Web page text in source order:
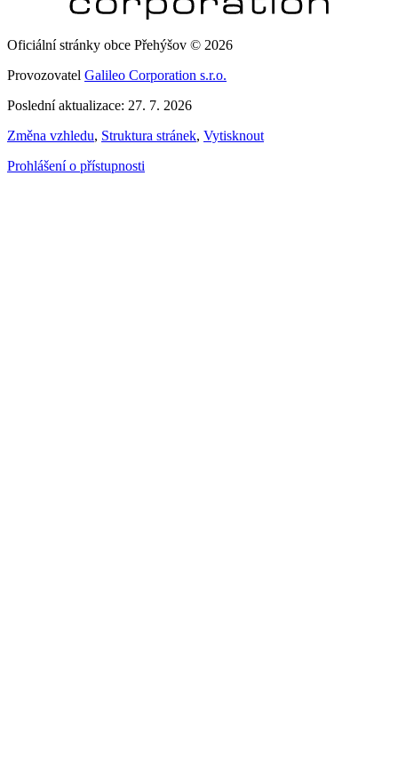
Oficiální stránky obce Přehýšov © 2026
Provozovatel Galileo Corporation s.r.o.
Poslední aktualizace: 27. 7. 2026
Změna vzhledu, Struktura stránek, Vytisknout
Prohlášení o přístupnosti